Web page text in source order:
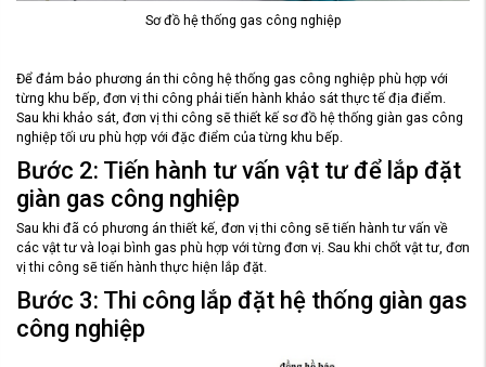
Sơ đồ hệ thống gas công nghiệp
Để đảm bảo phương án thi công hệ thống gas công nghiệp phù hợp với
từng khu bếp, đơn vị thi công phải tiến hành khảo sát thực tế địa điểm.
Sau khi khảo sát, đơn vị thi công sẽ thiết kế sơ đồ hệ thống giàn gas công
nghiệp tối ưu phù hợp với đặc điểm của từng khu bếp.
Bước 2: Tiến hành tư vấn vật tư để lắp đặt
giàn gas công nghiệp
Sau khi đã có phương án thiết kế, đơn vị thi công sẽ tiến hành tư vấn về
các vật tư và loại bình gas phù hợp với từng đơn vị. Sau khi chốt vật tư, đơn
vị thi công sẽ tiến hành thực hiện lắp đặt.
Bước 3: Thi công lắp đặt hệ thống giàn gas
công nghiệp